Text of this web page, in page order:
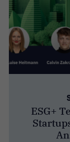
ESG+